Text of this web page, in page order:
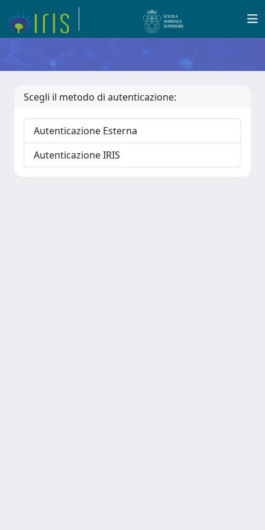
Scegli il metodo di autenticazione:
Autenticazione Esterna
Autenticazione IRIS